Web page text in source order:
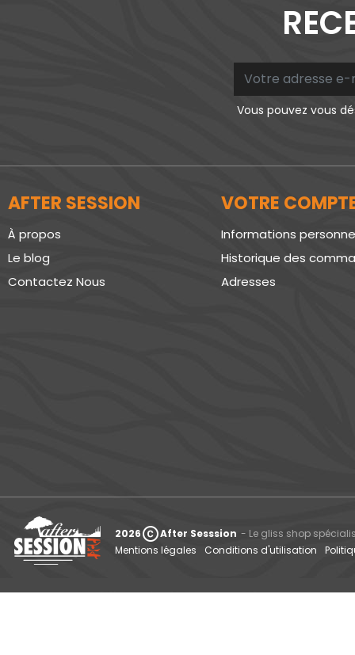
Vous pouvez vous
AFTER SESSION
À propos
Le blog
Contactez Nous
VOTRE
Informations
Historique des
Adresses
2026copyrightAfter Sesssion - Le gliss shop
Mentions légales
Conditions d'utilisation